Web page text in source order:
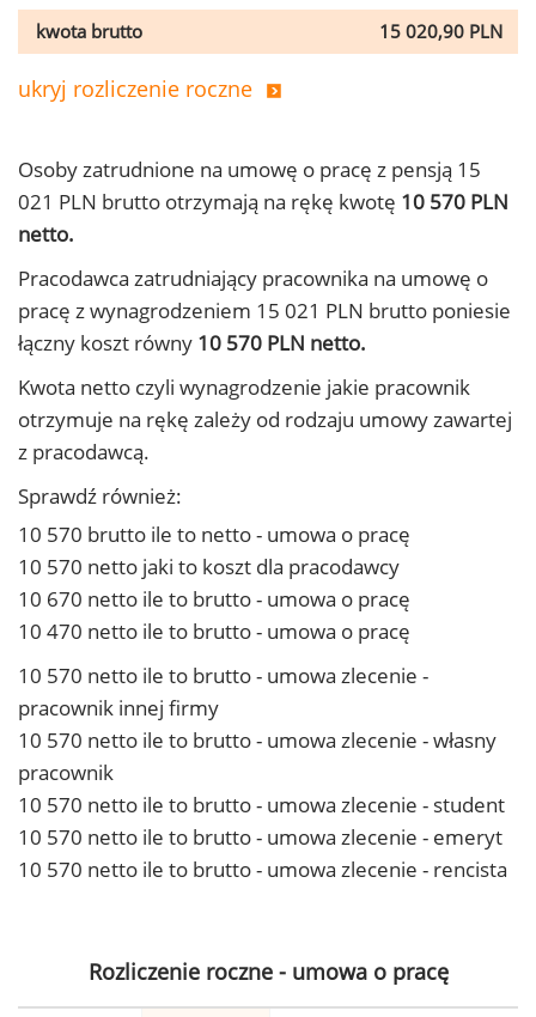
kwota brutto
15 020,90 PLN
ukryj rozliczenie roczne
Osoby zatrudnione na umowę o pracę z pensją 15
021 PLN brutto otrzymają na rękę kwotę 10 570 PLN
netto.
Pracodawca zatrudniający pracownika na umowę o
pracę z wynagrodzeniem 15 021 PLN brutto poniesie
łączny koszt równy 10 570 PLN netto.
Kwota netto czyli wynagrodzenie jakie pracownik
otrzymuje na rękę zależy od rodzaju umowy zawartej
z pracodawcą.
Sprawdź również:
10 570 brutto ile to netto - umowa o pracę
10 570 netto jaki to koszt dla pracodawcy
10 670 netto ile to brutto - umowa o pracę
10 470 netto ile to brutto - umowa o pracę
10 570 netto ile to brutto - umowa zlecenie -
pracownik innej firmy
10 570 netto ile to brutto - umowa zlecenie - własny
pracownik
10 570 netto ile to brutto - umowa zlecenie - student
10 570 netto ile to brutto - umowa zlecenie - emeryt
10 570 netto ile to brutto - umowa zlecenie - rencista
Rozliczenie roczne - umowa o pracę